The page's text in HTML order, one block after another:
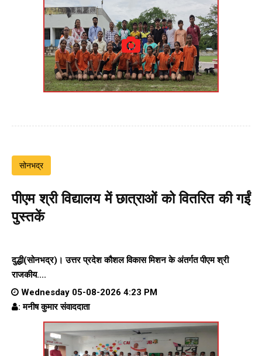
सोनभद्र
पीएम श्री विद्यालय में छात्राओं को वितरित की गईं
पुस्तकें
दुद्धी(सोनभद्र)। उत्तर प्रदेश कौशल विकास मिशन के अंतर्गत पीएम श्री
राजकीय....
Wednesday 05-08-2026 4:23 PM
: मनीष कुमार संवाददाता